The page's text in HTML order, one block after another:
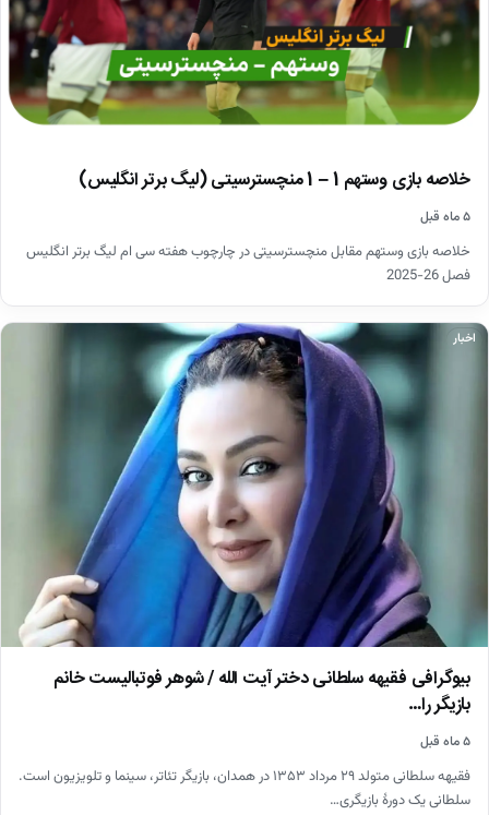
خلاصه بازی وستهم 1 – 1 منچسترسیتی (لیگ برتر انگلیس)
۵ ماه قبل
خلاصه بازی وستهم مقابل منچسترسیتی در چارچوب هفته سی ام لیگ برتر انگلیس
فصل 26-2025
اخبار
بیوگرافی فقیهه سلطانی دختر آیت الله / شوهر فوتبالیست خانم
بازیگر را…
۵ ماه قبل
فقیهه سلطانی متولد ۲۹ مرداد ۱۳۵۳ در همدان، بازیگر تئاتر، سینما و تلویزیون است.
سلطانی یک دورهٔ بازیگری…